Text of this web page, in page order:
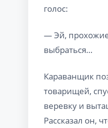
голос:
— Эй,
выбраться…
Караванщик
товарищей,
веревку и
Рассказал он,